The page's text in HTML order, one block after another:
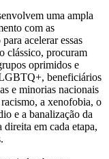
uma ampla
com as
acelerar essas
clássico, procuram
oprimidos e
LGBTQ+, beneficiários
e minorias nacionais
a xenofobia, o
e a banalização da
em cada etapa,